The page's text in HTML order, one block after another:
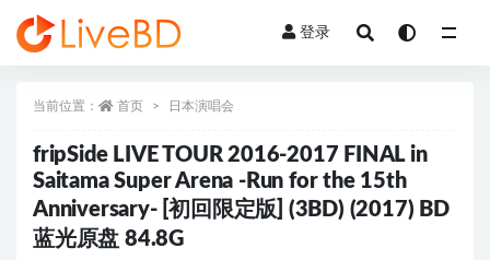
登录
当前位置： 首页 日本演唱会
fripSide LIVE TOUR 2016-2017 FINAL in
Saitama Super Arena -Run for the 15th
Anniversary- [初回限定版] (3BD) (2017) BD
蓝光原盘 84.8G